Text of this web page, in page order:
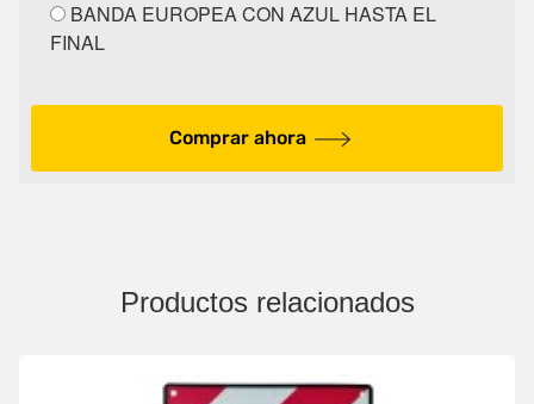
FINAL
Comprar ahora
Productos relacionados